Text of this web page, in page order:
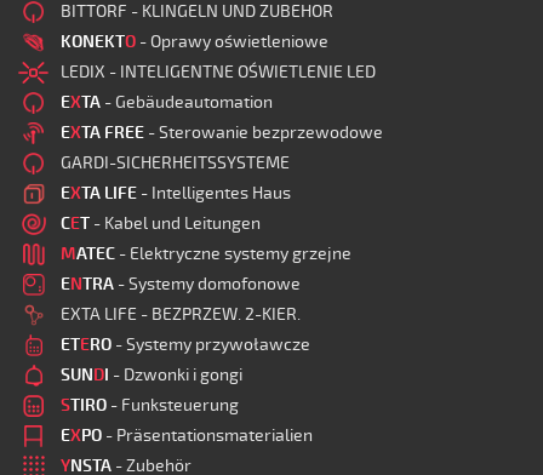
BITTORF - KLINGELN UND ZUBEHOR
KONEKTO - Oprawy oświetleniowe
LEDIX - INTELIGENTNE OŚWIETLENIE LED
EXTA - Gebäudeautomation
EXTA FREE - Sterowanie bezprzewodowe
GARDI-SICHERHEITSSYSTEME
EXTA LIFE - Intelligentes Haus
CET - Kabel und Leitungen
MATEC - Elektryczne systemy grzejne
ENTRA - Systemy domofonowe
EXTA LIFE - BEZPRZEW. 2-KIER.
ETERO - Systemy przywoławcze
SUNDI - Dzwonki i gongi
STIRO - Funksteuerung
EXPO - Präsentationsmaterialien
YNSTA - Zubehör